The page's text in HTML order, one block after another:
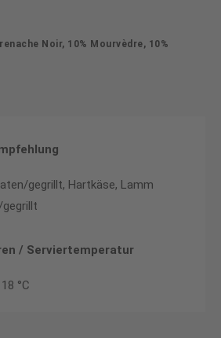
Noir, 10% Mourvèdre, 10%
gegrillt, Hartkäse, Lamm
/ Serviertemperatur
°C